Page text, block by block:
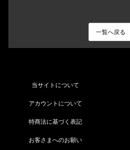
一覧へ戻る
当サイトについて
アカウントについて
特商法に基づく表記
お客さまへのお願い